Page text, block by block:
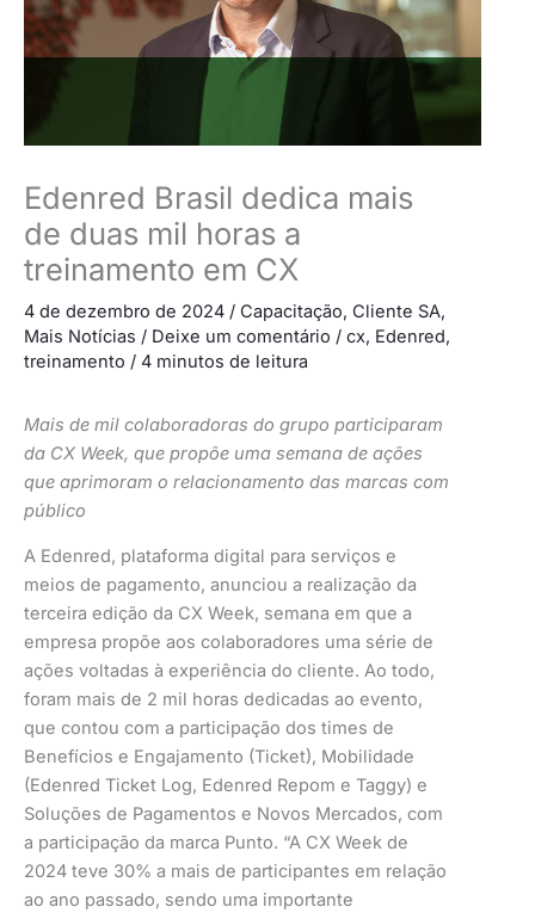
Edenred Brasil dedica mais
de duas mil horas a
treinamento em CX
4 de dezembro de 2024 / Capacitação, Cliente SA,
Mais Notícias / Deixe um comentário / cx, Edenred,
treinamento / 4 minutos de leitura
Mais de mil colaboradoras do grupo participaram
da CX Week, que propõe uma semana de ações
que aprimoram o relacionamento das marcas com
público
A Edenred, plataforma digital para serviços e
meios de pagamento, anunciou a realização da
terceira edição da CX Week, semana em que a
empresa propõe aos colaboradores uma série de
ações voltadas à experiência do cliente. Ao todo,
foram mais de 2 mil horas dedicadas ao evento,
que contou com a participação dos times de
Benefícios e Engajamento (Ticket), Mobilidade
(Edenred Ticket Log, Edenred Repom e Taggy) e
Soluções de Pagamentos e Novos Mercados, com
a participação da marca Punto. “A CX Week de
2024 teve 30% a mais de participantes em relação
ao ano passado, sendo uma importante